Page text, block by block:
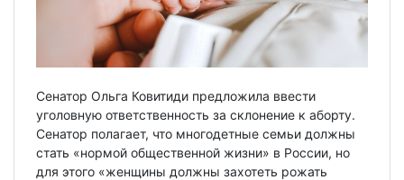
Сенатор Ольга Ковитиди предложила ввести
уголовную ответственность за склонение к аборту.
Сенатор полагает, что многодетные семьи должны
стать «нормой общественной жизни» в России, но
для этого «женщины должны захотеть рожать